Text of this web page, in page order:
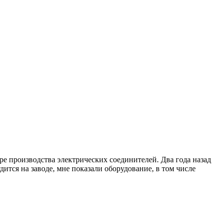
электрических соединителей. Два года назад
на заводе, мне показали оборудование, в том числе